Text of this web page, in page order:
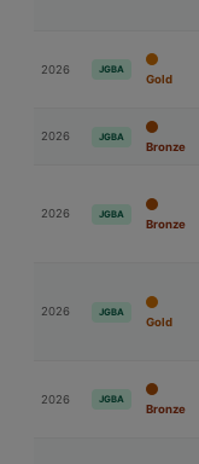
2026 JGBA
Gold
2026 JGBA
Bronze
2026 JGBA
Bronze
2026 JGBA
Gold
2026 JGBA
Bronze